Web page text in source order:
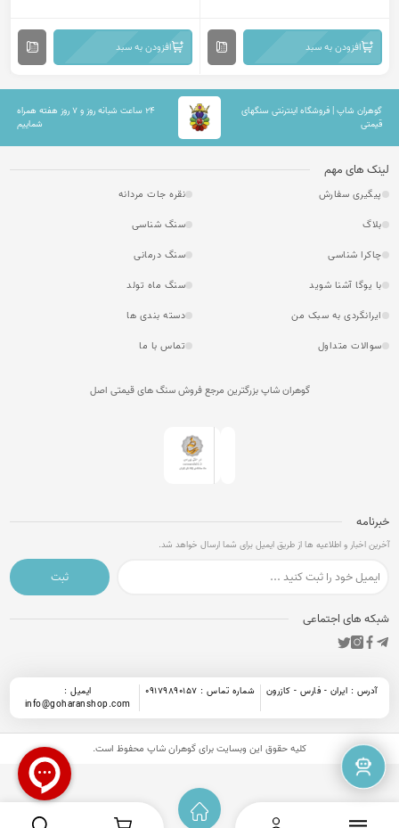
افزودن به سبد افزودن به سبد
گوهران شاپ | فروشگاه اینترنتی سنگهای
قیمتی
۲۴ ساعت شبانه روز و ۷ روز هفته همراه
شماییم
لینک های مهم
پیگیری سفارش
نقره جات مردانه
بلاگ
سنگ شناسی
چاکرا شناسی
سنگ درمانی
با یوگا آشنا شوید
سنگ ماه تولد
ایرانگردی به سبک من
دسته بندی ها
سوالات متداول
تماس با ما
گوهران شاپ بزرگترین مرجع فروش سنگ های قیمتی اصل
خبرنامه
آخرین اخبار و اطلاعیه ها از طریق ایمیل برای شما ارسال خواهد شد.
ثبت
شبکه های اجتماعی
آدرس : ایران - فارس - کازرون شماره تماس : 09179890157
ایمیل :
info@goharanshop.com
کلیه حقوق این وبسایت برایگوهران شاپ محفوظ است.